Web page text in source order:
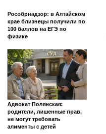
Рособрнадзор: в Алтайском
крае близнецы получили по
100 баллов на ЕГЭ по
физике
Адвокат Полянская:
родители, лишенные прав,
не могут требовать
алименты с детей